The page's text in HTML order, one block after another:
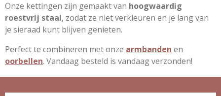
Onze kettingen zijn gemaakt van hoogwaardig
roestvrij staal, zodat ze niet verkleuren en je lang van
je sieraad kunt blijven genieten.
Perfect te combineren met onze armbanden en
oorbellen. Vandaag besteld is vandaag verzonden!